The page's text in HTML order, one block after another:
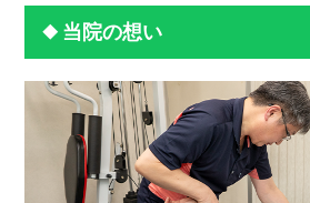
当院の想い